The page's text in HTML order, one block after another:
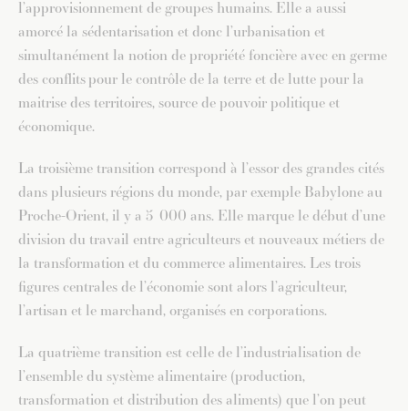
l’approvisionnement de groupes humains. Elle a aussi
amorcé la sédentarisation et donc l’urbanisation et
simultanément la notion de propriété foncière avec en germe
des conflits pour le contrôle de la terre et de lutte pour la
maitrise des territoires, source de pouvoir politique et
économique.
La troisième transition correspond à l’essor des grandes cités
dans plusieurs régions du monde, par exemple Babylone au
Proche-Orient, il y a 5 000 ans. Elle marque le début d’une
division du travail entre agriculteurs et nouveaux métiers de
la transformation et du commerce alimentaires. Les trois
figures centrales de l’économie sont alors l’agriculteur,
l’artisan et le marchand, organisés en corporations.
La quatrième transition est celle de l’industrialisation de
l’ensemble du système alimentaire (production,
transformation et distribution des aliments) que l’on peut